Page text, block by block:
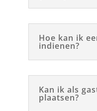
Hoe kan ik
indienen?
Kan ik als
plaatsen?